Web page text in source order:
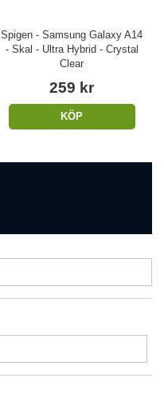
Spigen - Samsung Galaxy A14
- Skal - Ultra Hybrid - Crystal
Clear
259 kr
KÖP